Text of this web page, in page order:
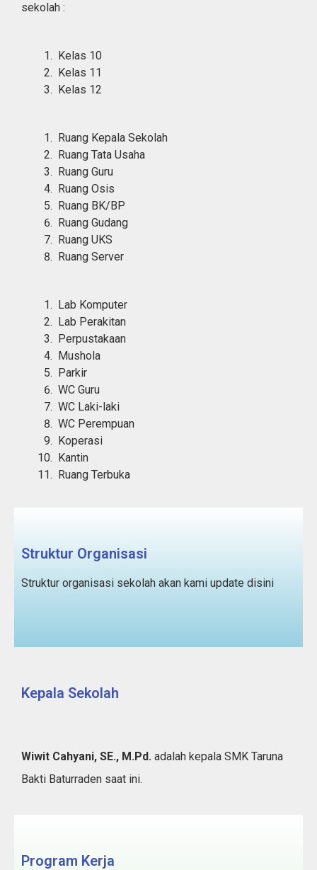
sekolah :
Kelas 10
Kelas 11
Kelas 12
Ruang Kepala Sekolah
Ruang Tata Usaha
Ruang Guru
Ruang Osis
Ruang BK/BP
Ruang Gudang
Ruang UKS
Ruang Server
Lab Komputer
Lab Perakitan
Perpustakaan
Mushola
Parkir
WC Guru
WC Laki-laki
WC Perempuan
Koperasi
Kantin
Ruang Terbuka
Struktur Organisasi
Struktur organisasi sekolah akan kami update disini
Kepala Sekolah
Wiwit Cahyani, SE., M.Pd. adalah kepala SMK Taruna
Bakti Baturraden saat ini.
Program Kerja